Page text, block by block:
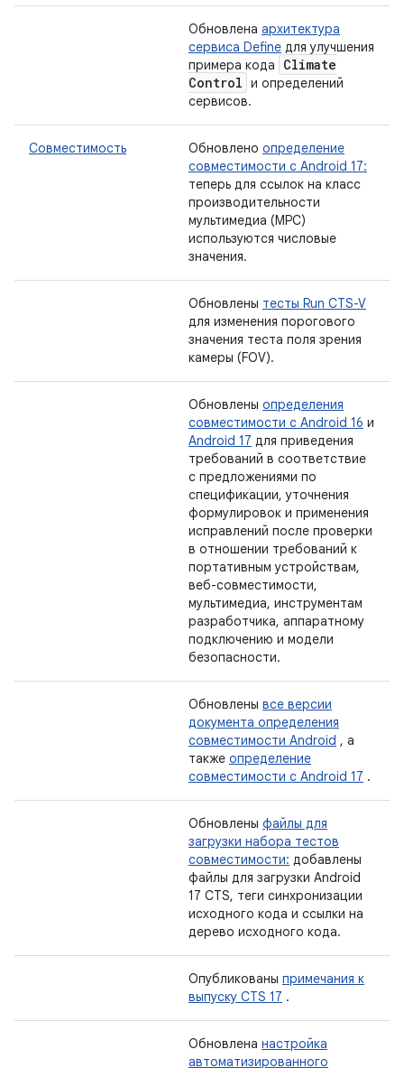
Обновлена ​​архитектура
сервиса Define для улучшения
примера кода
Climate
Control и определений
сервисов.
Совместимость Обновлено определение
совместимости с Android 17:
теперь для ссылок на класс
производительности
мультимедиа (MPC)
используются числовые
значения.
Обновлены тесты Run CTS-V
для изменения порогового
значения теста поля зрения
камеры (FOV).
Обновлены определения
совместимости с Android 16 и
Android 17 для приведения
требований в соответствие
с предложениями по
спецификации, уточнения
формулировок и применения
исправлений после проверки
в отношении требований к
портативным устройствам,
веб-совместимости,
мультимедиа, инструментам
разработчика, аппаратному
подключению и модели
безопасности.
Обновлены все версии
документа определения
совместимости Android , а
также определение
совместимости с Android 17 .
Обновлены файлы для
загрузки набора тестов
совместимости: добавлены
файлы для загрузки Android
17 CTS, теги синхронизации
исходного кода и ссылки на
дерево исходного кода.
Опубликованы примечания к
выпуску CTS 17 .
Обновлена ​​настройка
автоматизированного